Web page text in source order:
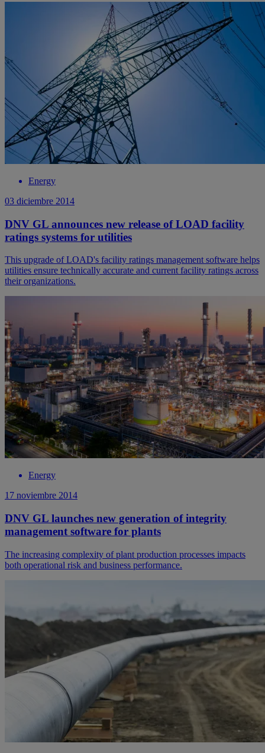
Energy
03 diciembre 2014
DNV GL announces new release of LOAD facility
ratings systems for utilities
This upgrade of LOAD's facility ratings management software helps
utilities ensure technically accurate and current facility ratings across
their organizations.
Energy
17 noviembre 2014
DNV GL launches new generation of integrity
management software for plants
The increasing complexity of plant production processes impacts
both operational risk and business performance.